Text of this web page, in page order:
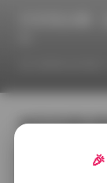
秘语空间最近
短视频，总容